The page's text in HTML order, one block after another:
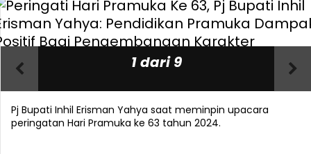
1 dari 9
Pj Bupati Inhil Erisman Yahya saat meminpin upacara
peringatan Hari Pramuka ke 63 tahun 2024.